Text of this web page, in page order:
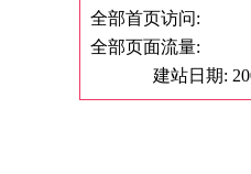
全部首页访问:
全部页面流量:
建站日期: